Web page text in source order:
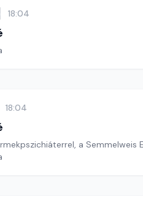
18:04
18:04
a Semmelweis